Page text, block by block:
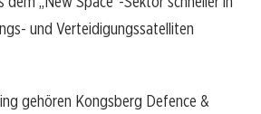
und Verteidigungssatelliten
gehören Kongsberg Defence &